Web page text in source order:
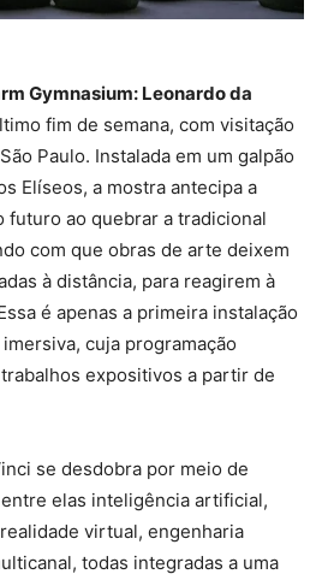
Gymnasium: Leonardo da
fim de semana, com visitação
Paulo. Instalada em um galpão
Elíseos, a mostra antecipa a
futuro ao quebrar a tradicional
com que obras de arte deixem
à distância, para reagirem à
é apenas a primeira instalação
cuja programação
expositivos a partir de
se desdobra por meio de
elas inteligência artificial,
virtual, engenharia
todas integradas a uma